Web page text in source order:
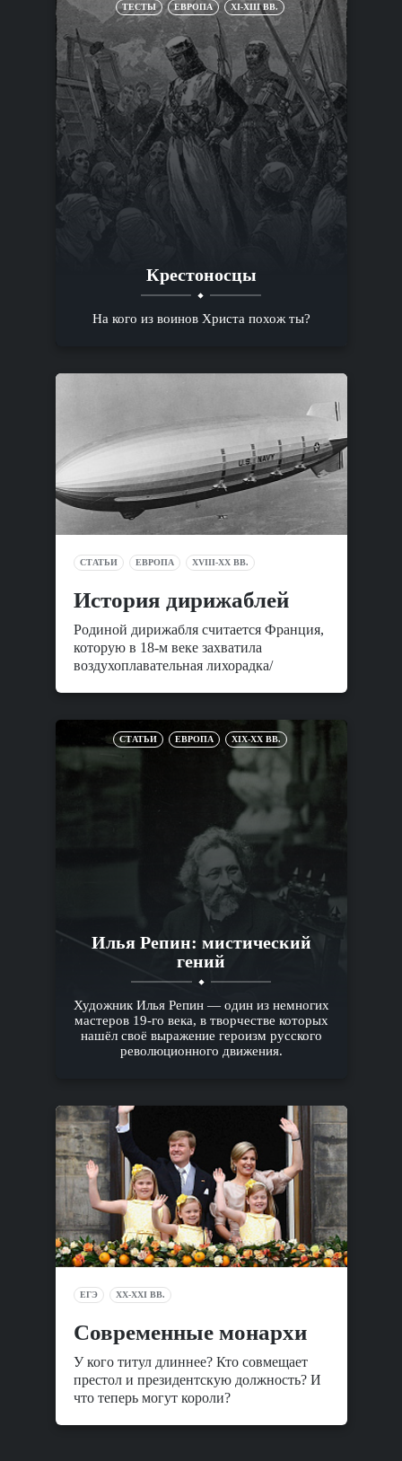
ТЕСТЫ ЕВРОПА XI-XIII ВВ.
Крестоносцы
На кого из воинов Христа похож ты?
СТАТЬИ ЕВРОПА XVIII-XX ВВ.
История дирижаблей
Родиной дирижабля считается Франция,
которую в 18-м веке захватила
воздухоплавательная лихорадка/
СТАТЬИ ЕВРОПА XIX-XX ВВ.
Илья Репин: мистический
гений
Художник Илья Репин — один из немногих
мастеров 19-го века, в творчестве которых
нашёл своё выражение героизм русского
революционного движения.
ЕГЭ XX-XXI ВВ.
Современные монархи
У кого титул длиннее? Кто совмещает
престол и президентскую должность? И
что теперь могут короли?